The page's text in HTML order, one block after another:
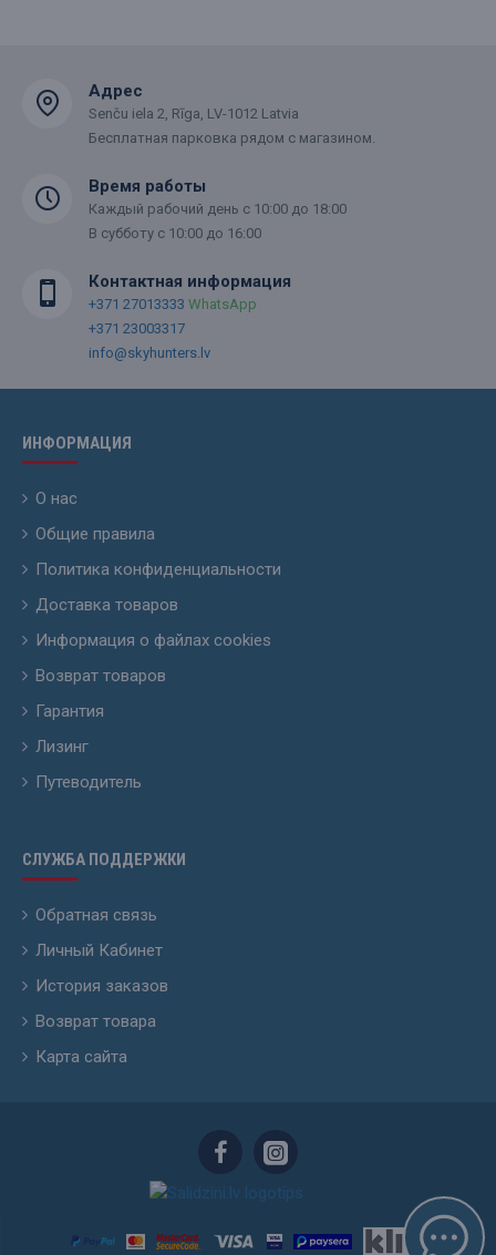
Адрес
Senču iela 2, Rīga, LV-1012 Latvia
Бесплатная парковка рядом с магазином.
Время работы
Каждый рабочий день с 10:00 до 18:00
В субботу с 10:00 до 16:00
Контактная информация
+371 27013333 WhatsApp
+371 23003317
info@skyhunters.lv
ИНФОРМАЦИЯ
О нас
Общие правила
Политика конфиденциальности
Доставка товаров
Информация о файлах cookies
Возврат товаров
Гарантия
Лизинг
Путеводитель
СЛУЖБА ПОДДЕРЖКИ
Обратная связь
Личный Кабинет
История заказов
Возврат товара
Карта сайта